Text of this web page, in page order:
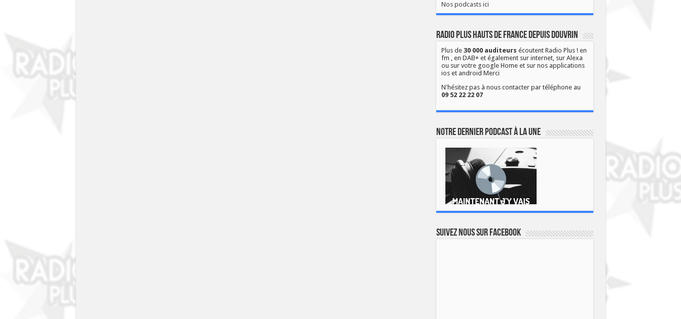
Nos podcasts ici
Radio Plus Hauts de France depuis Douvrin
Plus de 30 000 auditeurs écoutent Radio Plus ! en
fm , en DAB+ et également sur internet, sur Alexa
ou sur votre google Home et sur nos applications
ios et android Merci
N'hésitez pas à nous contacter par téléphone au
09 52 22 22 07
Notre dernier podcast à la une
Suivez nous sur Facebook